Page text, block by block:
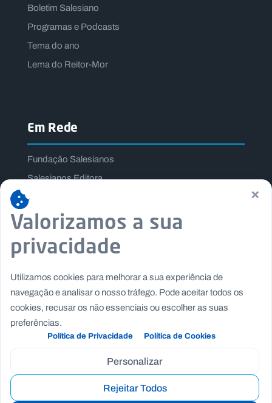
Boletim Salesiano
Programas e Podcasts
Tema do ano
Lema do Reitor-Mor
Em Rede
Fundação Salesianos
Salesianos Editora
Família Salesiana
Missão Dom Bosco
Jogos Nacionais Salesianos
Copyright © Fundação Salesianos
×
Valorizamos a sua
privacidade
Utilizamos cookies para melhorar a sua experiência de
navegação e analisar o nosso tráfego. Pode aceitar todos os
cookies, recusar os não essenciais ou escolher as suas
preferências.
Política de Privacidade Política de Cookies
Personalizar
Rejeitar Todos